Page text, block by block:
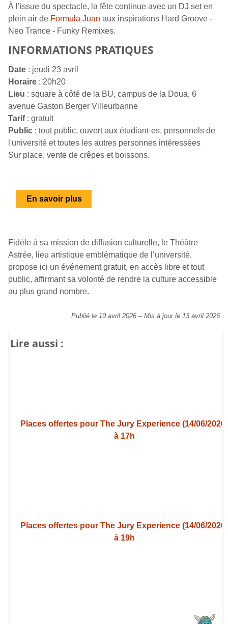
À l’issue du spectacle, la fête continue avec un DJ set en
plein air de Formula Juan aux inspirations Hard Groove -
Neo Trance - Funky Remixes.
INFORMATIONS PRATIQUES
Date : jeudi 23 avril
Horaire : 20h20
Lieu : square à côté de la BU, campus de la Doua, 6
avenue Gaston Berger Villeurbanne
Tarif : gratuit
Public : tout public, ouvert aux étudiant·es, personnels de
l'université et toutes les autres personnes intéressées
Sur place, vente de crêpes et boissons.
En savoir plus
Fidèle à sa mission de diffusion culturelle, le Théâtre
Astrée, lieu artistique emblématique de l’université,
propose ici un événement gratuit, en accès libre et tout
public, affirmant sa volonté de rendre la culture accessible
au plus grand nombre.
Publié le 10 avril 2026 – Mis à jour le 13 avril 2026
Lire aussi :
Places offertes pour The Jury Experience (14/06/2026)
à 17h
Places offertes pour The Jury Experience (14/06/2026)
à 19h